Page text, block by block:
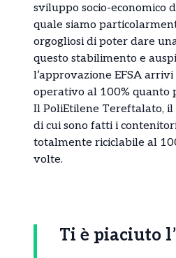
sviluppo socio-economico
quale siamo
orgogliosi di poter dare
questo stabilimento e
l’approvazione EFSA
operativo al 100% quanto
Il PoliEtilene Tereftalato,
di cui sono fatti i
totalmente riciclabile al
volte.
Ti è piaciuto